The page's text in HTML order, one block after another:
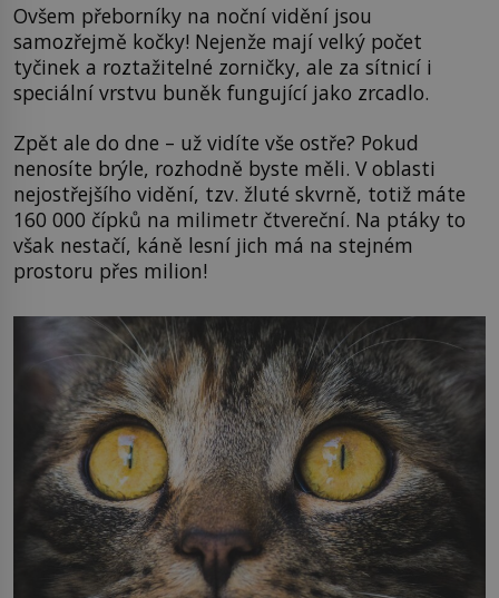
Ovšem přeborníky na noční vidění jsou
samozřejmě kočky! Nejenže mají velký počet
tyčinek a roztažitelné zorničky, ale za sítnicí i
speciální vrstvu buněk fungující jako zrcadlo.
Zpět ale do dne – už vidíte vše ostře? Pokud
nenosíte brýle, rozhodně byste měli. V oblasti
nejostřejšího vidění, tzv. žluté skvrně, totiž máte
160 000 čípků na milimetr čtvereční. Na ptáky to
však nestačí, káně lesní jich má na stejném
prostoru přes milion!